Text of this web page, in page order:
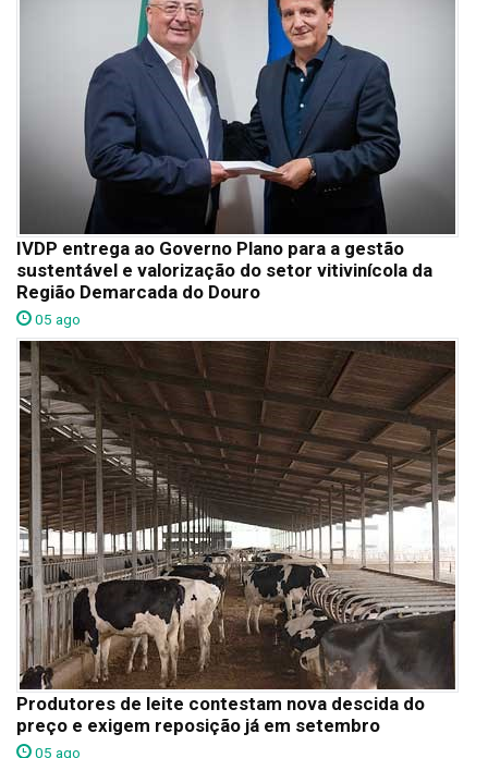
IVDP entrega ao Governo Plano para a gestão
sustentável e valorização do setor vitivinícola da
Região Demarcada do Douro
05 ago
Produtores de leite contestam nova descida do
preço e exigem reposição já em setembro
05 ago